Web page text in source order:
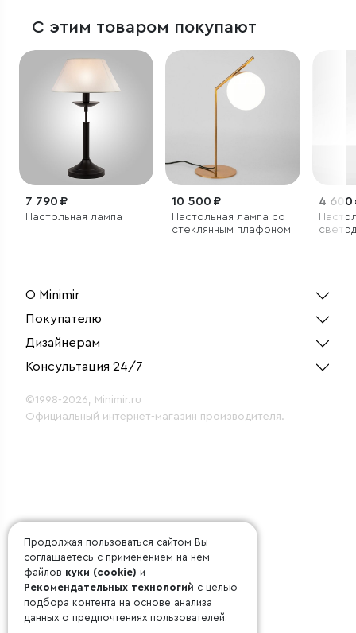
С этим товаром покупают
7 790 ₽
Настольная лампа
10 500 ₽
Настольная лампа со
стеклянным плафоном
4 600
О Minimir
Покупателю
Дизайнерам
Консультация 24/7
©1998-2026, Minimir.ru
Официальный интернет-магазин производителя.
Продолжая пользоваться сайтом Вы
соглашаетесь с применением на нём
файлов куки (cookie) и
Рекомендательных технологий с целью
подбора контента на основе анализа
данных о предпочтениях пользователей.